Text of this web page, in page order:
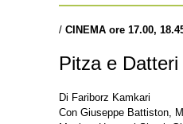
/ CINEMA ore 17.00,
Pitza e Datteri
Di Fariborz Kamkari
Con Giuseppe Battiston,